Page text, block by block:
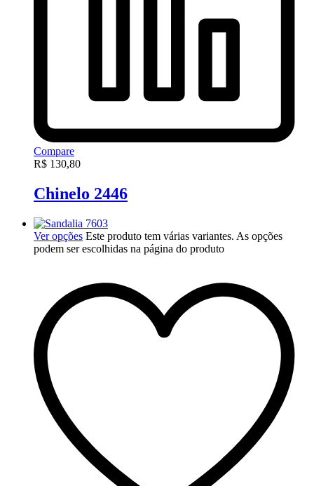
Compare
R$ 130,80
Chinelo 2446
Ver opções Este produto tem várias variantes. As opções
podem ser escolhidas na página do produto